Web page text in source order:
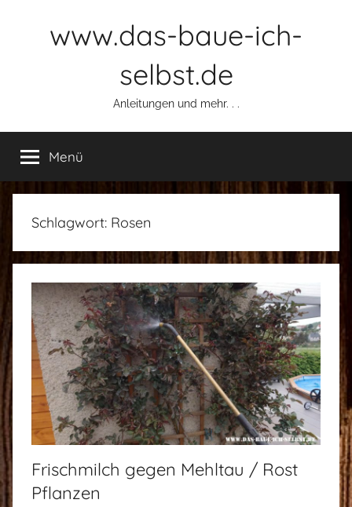
www.das-baue-ich-
selbst.de
Anleitungen und mehr. . .
Menü
Schlagwort: Rosen
Frischmilch gegen Mehltau / Rost
Pflanzen